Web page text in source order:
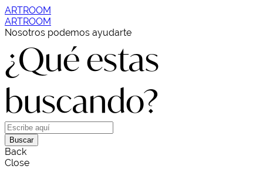
ARTROOM
ARTROOM
Nosotros podemos ayudarte
¿Qué estas
buscando?
Buscar
Back
Close